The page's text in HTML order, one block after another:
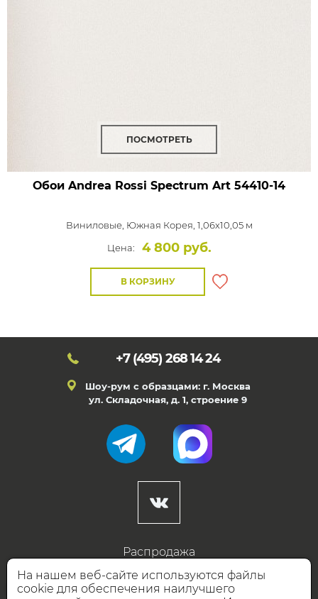
ПОСМОТРЕТЬ
Обои Andrea Rossi Spectrum Art 54410-14
Виниловые, Южная Корея, 1,06x10,05 м
Цена:
4 800 руб.
В КОРЗИНУ
+7 (495) 268 14 24
Шоу-рум с образцами: г. Москва
ул. Складочная, д. 1, строение 9
Распродажа
Готовые дизайны
Дизайнерам
На нашем веб-сайте используются файлы
cookie для обеспечения наилучшего